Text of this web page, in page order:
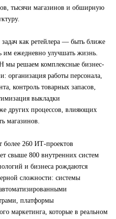
тысячи магазинов и обширную
как ретейлера — быть ближе
им ежедневно улучшать жизнь.
мы решаем комплексные бизнес-
организация работы персонала,
контроль товарных запасов,
выкладки
других процессов, влияющих
магазинов.
более 260 ИТ-проектов
свыше 800 внутренних систем
и бизнеса рождаются
сложности: системы
платформы
маркетинга, которые в реальном